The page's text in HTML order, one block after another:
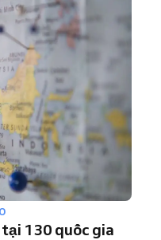
130 quốc gia